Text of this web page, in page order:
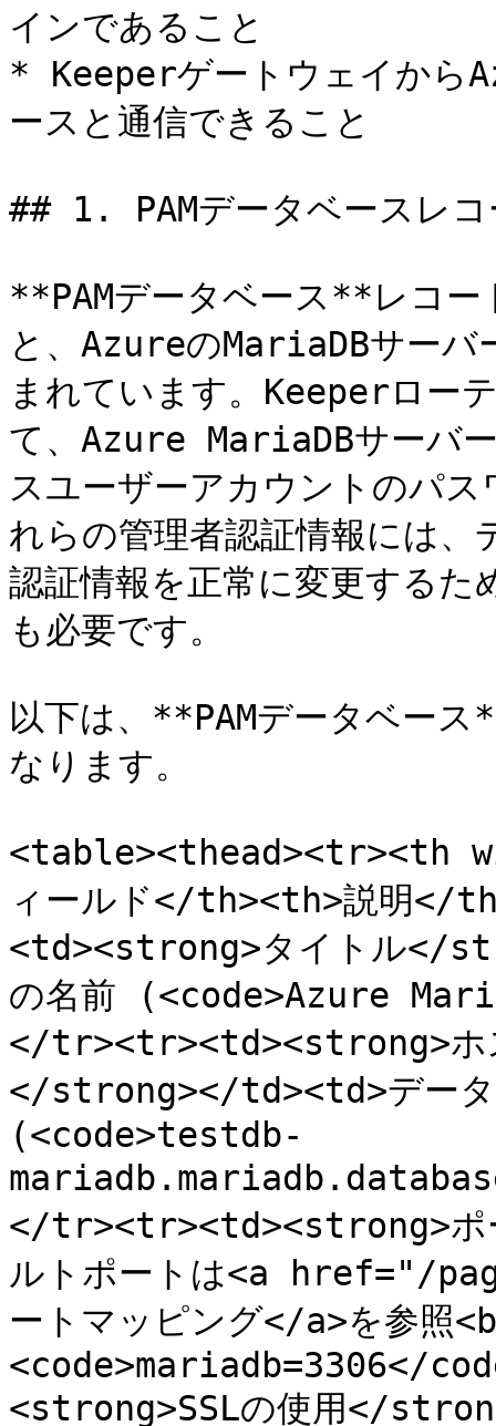
インであること
* Keeperゲートウェイから
ースと通信できること
## 1. PAMデータベースレコ
**PAMデータベース**レコー
と、AzureのMariaDBサーバ
まれています。Keeperロー
て、Azure MariaDBサーバ
スユーザーアカウントのパ
れらの管理者認証情報には
認証情報を正常に変更するた
も必要です。
以下は、**PAMデータベー
なります。
<table><thead><tr><th
ィールド</th><th>説明
<td><strong>タイトル</
の名前 (<code>Azure
</tr><tr><td><strong>ホ
</strong></td><td>データ
(<code>testdb-
</tr><tr><td><strong>ポ
ルトポートは<a href="/
ートマッピング</a>を参照
<code>mariadb=3306</
<strong>SSLの使用</